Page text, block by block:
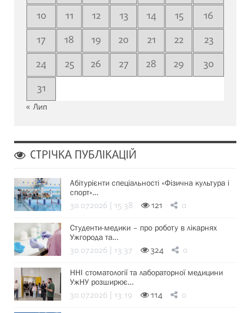
10
11 12 13 14 15
16
17
18 19 20 21 22
23
24
25 26 27 28 29
30
31
« Лип
СТРІЧКА ПУБЛІКАЦІЙ
Абітурієнти спеціальності «Фізична культура і
спорт»…
30.07.2026 | 15:38 121 0
Студенти-медики – про роботу в лікарнях
Ужгорода та…
30.07.2026 | 13:37 324 0
ННІ стоматології та лабораторної медицини
УжНУ розширює…
30.07.2026 | 13:19 114 0